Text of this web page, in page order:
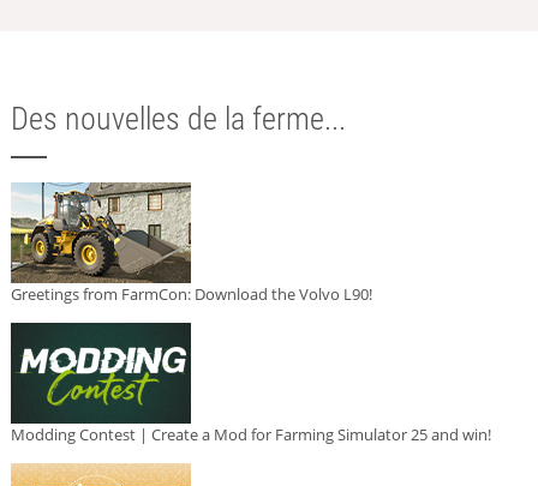
Des nouvelles de la ferme...
Greetings from FarmCon: Download the Volvo L90!
Modding Contest | Create a Mod for Farming Simulator 25 and win!